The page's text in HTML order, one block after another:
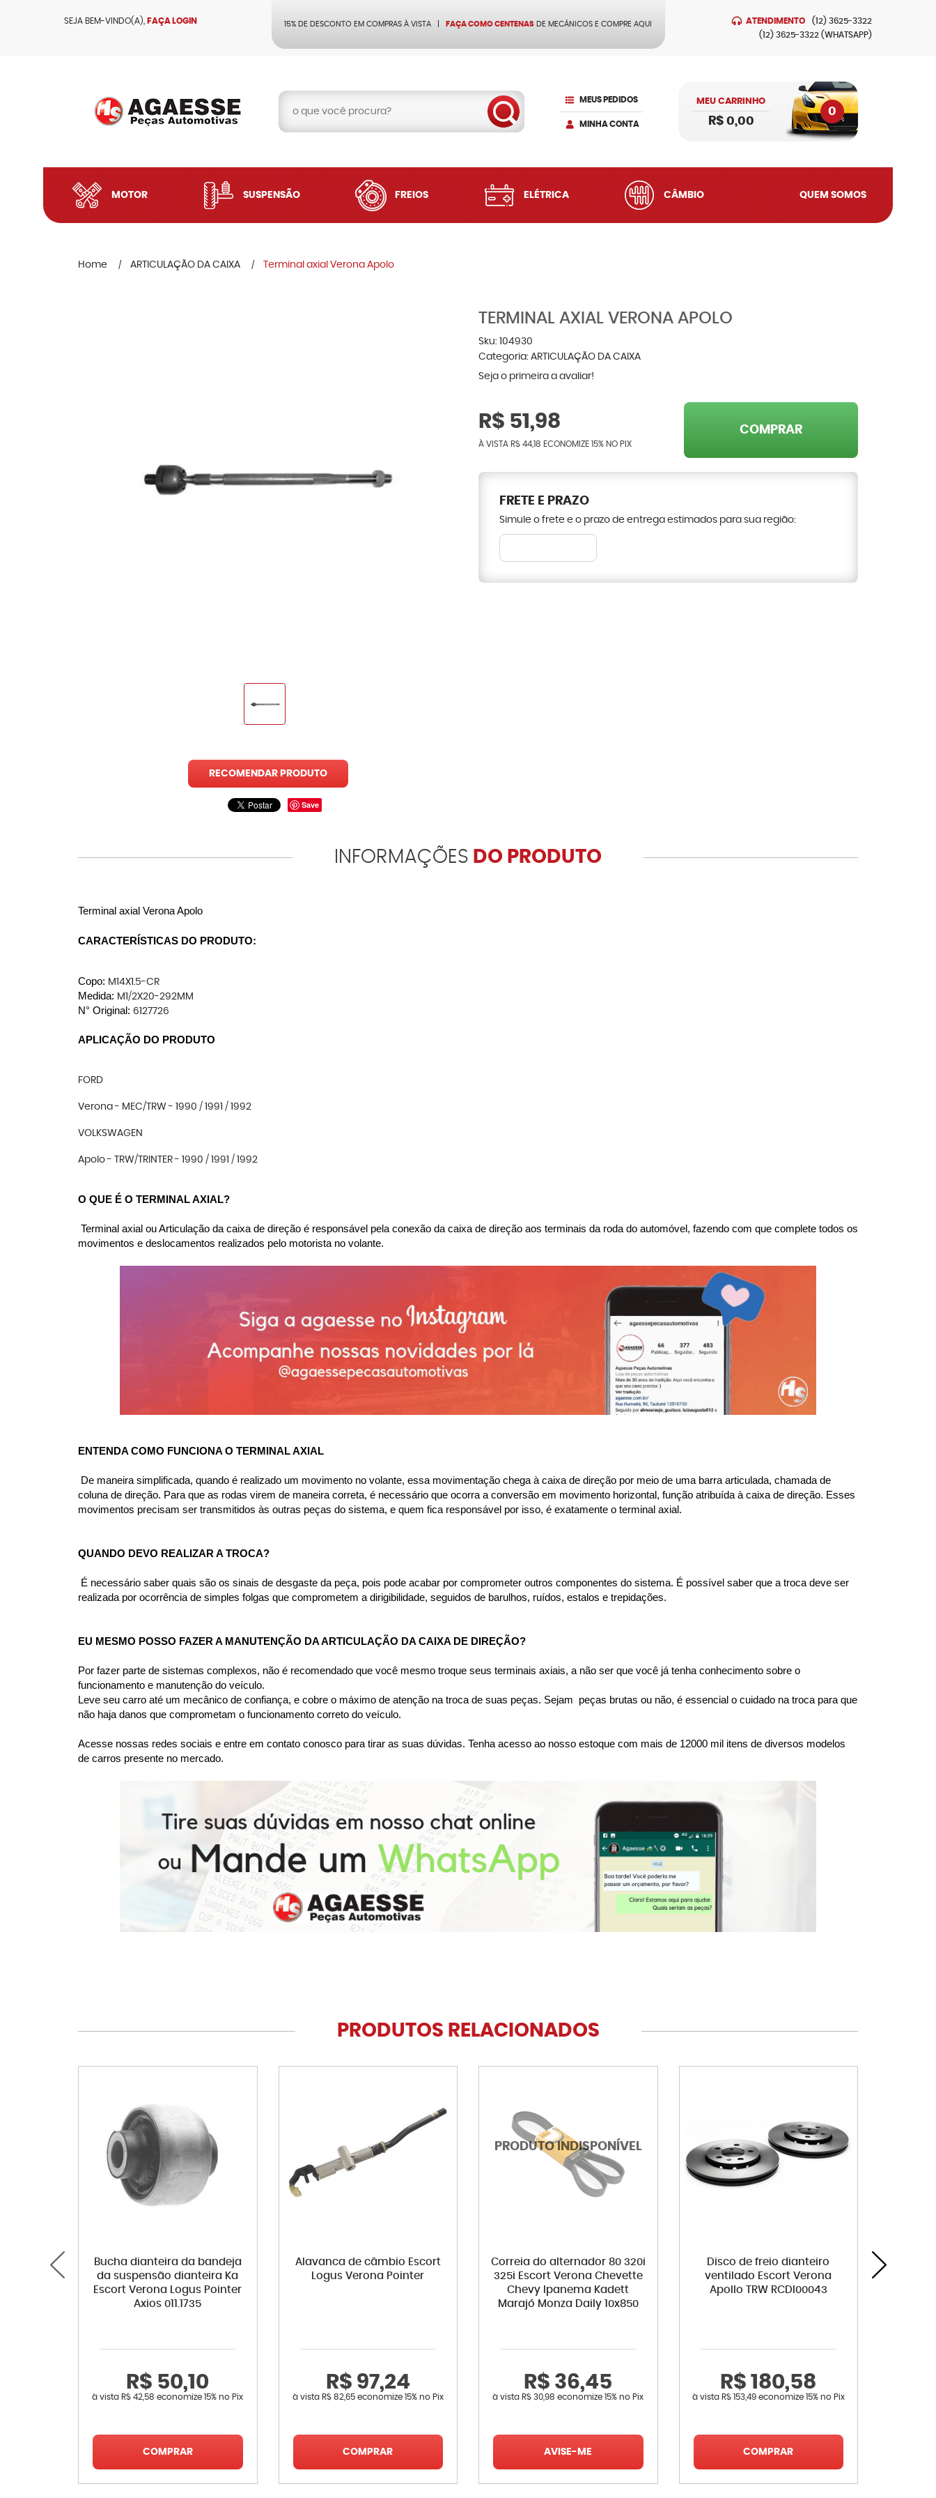
SEJA BEM-VINDO(A), FAÇA LOGIN 15% DE DESCONTO EM COMPRAS À VISTA FAÇA COMO CENTENAS DE MECÂNICOS E COMPRE AQUI ATENDIMENTO (12) 3625-3322
(12) 3625-3322 (WHATSAPP)
MEUS PEDIDOS
MINHA CONTA
MEU CARRINHO
0
R$ 0,00
MOTOR SUSPENSÃO FREIOS ELÉTRICA CÂMBIO QUEM SOMOS
Home ARTICULAÇÃO DA CAIXA Terminal axial Verona Apolo
RECOMENDAR PRODUTO
Save
TERMINAL AXIAL VERONA APOLO
Sku: 104930
Categoria: ARTICULAÇÃO DA CAIXA
Seja o primeira a avaliar!
R$ 51,98
À VISTA R$ 44,18 ECONOMIZE 15% NO PIX
COMPRAR
FRETE E PRAZO
Simule o frete e o prazo de entrega estimados para sua região:
INFORMAÇÕES DO PRODUTO
Terminal axial Verona Apolo
CARACTERÍSTICAS DO PRODUTO:
Copo: M14X1.5-CR
Medida: M1/2X20-292MM
N° Original: 6127726
APLICAÇÃO DO PRODUTO
FORD
Verona - MEC/TRW - 1990 / 1991 / 1992
VOLKSWAGEN
Apolo - TRW/TRINTER - 1990 / 1991 / 1992
O QUE É O TERMINAL AXIAL?
Terminal axial ou Articulação da caixa de direção é responsável pela conexão da caixa de direção aos terminais da roda do automóvel, fazendo com que complete todos os
movimentos e deslocamentos realizados pelo motorista no volante.
ENTENDA COMO FUNCIONA O TERMINAL AXIAL
De maneira simplificada, quando é realizado um movimento no volante, essa movimentação chega à caixa de direção por meio de uma barra articulada, chamada de
coluna de direção. Para que as rodas virem de maneira correta, é necessário que ocorra a conversão em movimento horizontal, função atribuída à caixa de direção. Esses
movimentos precisam ser transmitidos às outras peças do sistema, e quem fica responsável por isso, é exatamente o terminal axial.
QUANDO DEVO REALIZAR A TROCA?
É necessário saber quais são os sinais de desgaste da peça, pois pode acabar por comprometer outros componentes do sistema. É possível saber que a troca deve ser
realizada por ocorrência de simples folgas que comprometem a dirigibilidade, seguidos de barulhos, ruídos, estalos e trepidações.
EU MESMO POSSO FAZER A MANUTENÇÃO DA ARTICULAÇÃO DA CAIXA DE DIREÇÃO?
Por fazer parte de sistemas complexos, não é recomendado que você mesmo troque seus terminais axiais, a não ser que você já tenha conhecimento sobre o
funcionamento e manutenção do veículo.
Leve seu carro até um mecânico de confiança, e cobre o máximo de atenção na troca de suas peças. Sejam  peças brutas ou não, é essencial o cuidado na troca para que
não haja danos que comprometam o funcionamento correto do veículo.
Acesse nossas redes sociais e entre em contato conosco para tirar as suas dúvidas. Tenha acesso ao nosso estoque com mais de 12000 mil itens de diversos modelos
de carros presente no mercado.
PRODUTOS RELACIONADOS
Bucha dianteira da bandeja
da suspensão dianteira Ka
Escort Verona Logus Pointer
Axios 011.1735
R$ 50,10
à vista R$ 42,58 economize15% no Pix
COMPRAR
Alavanca de câmbio Escort
Logus Verona Pointer
R$ 97,24
à vista R$ 82,65economize 15% no Pix
COMPRAR
Correia do alternador 80 320i
325i Escort Verona Chevette
Chevy Ipanema Kadett
Marajó Monza Daily 10x850
R$ 36,45
à vista R$ 30,98 economize15% no Pix
AVISE-ME
Disco de freio dianteiro
ventilado Escort Verona
Apollo TRW RCDI00043
R$ 180,58
à vista R$ 153,49economize 15% no Pix
COMPRAR